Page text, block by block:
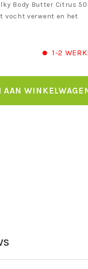
Body Butter Citrus
vocht verwent en het
1-2
AAN